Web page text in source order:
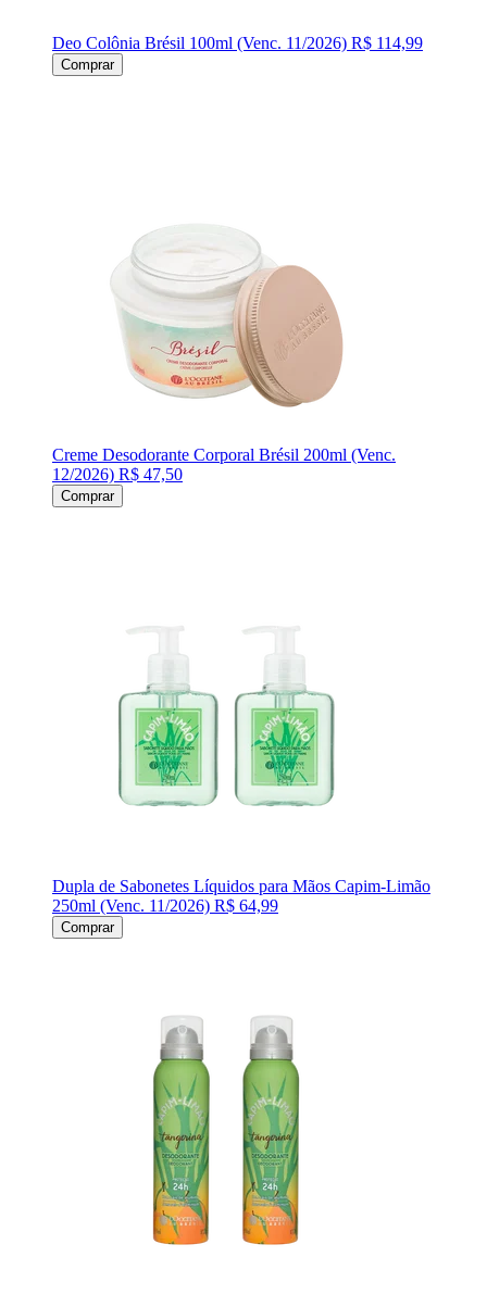
Deo Colônia Brésil 100ml (Venc. 11/2026) R$ 114,99
Comprar
Creme Desodorante Corporal Brésil 200ml (Venc.
12/2026) R$ 47,50
Comprar
Dupla de Sabonetes Líquidos para Mãos Capim-Limão
250ml (Venc. 11/2026) R$ 64,99
Comprar